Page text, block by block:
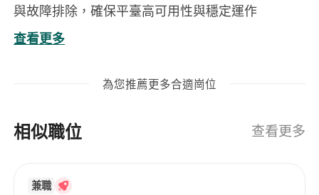
與故障排除，確保平臺高可用性與穩定運作
配合金融業務需求，執行系統變更、安全合規檢查
（如日誌留存、權限管控、加密傳輸）及災難復原
撰寫並維護標準化技術文件，涵蓋系統架構圖、操
悉 Linux 系統管理、Shell/Python 自動化腳本編寫
查看更多
為您推薦更多合適崗位
相似職位 查看更多
兼職